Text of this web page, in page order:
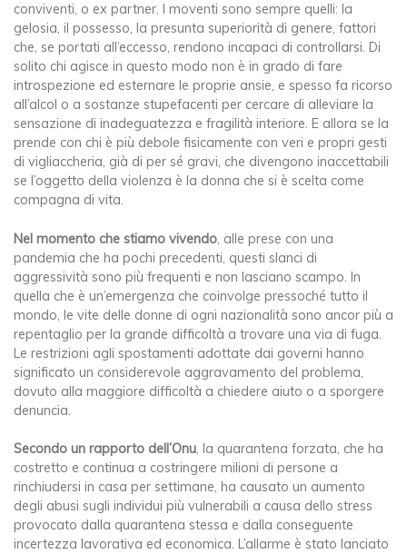
conviventi, o ex partner. I moventi sono sempre quelli: la
gelosia, il possesso, la presunta superiorità di genere, fattori
che, se portati all’eccesso, rendono incapaci di controllarsi. Di
solito chi agisce in questo modo non è in grado di fare
introspezione ed esternare le proprie ansie, e spesso fa ricorso
all’alcol o a sostanze stupefacenti per cercare di alleviare la
sensazione di inadeguatezza e fragilità interiore. E allora se la
prende con chi è più debole fisicamente con veri e propri gesti
di vigliaccheria, già di per sé gravi, che divengono inaccettabili
se l’oggetto della violenza è la donna che si è scelta come
compagna di vita.
Nel momento che stiamo vivendo, alle prese con una
pandemia che ha pochi precedenti, questi slanci di
aggressività sono più frequenti e non lasciano scampo. In
quella che è un’emergenza che coinvolge pressoché tutto il
mondo, le vite delle donne di ogni nazionalità sono ancor più a
repentaglio per la grande difficoltà a trovare una via di fuga.
Le restrizioni agli spostamenti adottate dai governi hanno
significato un considerevole aggravamento del problema,
dovuto alla maggiore difficoltà a chiedere aiuto o a sporgere
denuncia.
Secondo un rapporto dell’Onu, la quarantena forzata, che ha
costretto e continua a costringere milioni di persone a
rinchiudersi in casa per settimane, ha causato un aumento
degli abusi sugli individui più vulnerabili a causa dello stress
provocato dalla quarantena stessa e dalla conseguente
incertezza lavorativa ed economica. L’allarme è stato lanciato